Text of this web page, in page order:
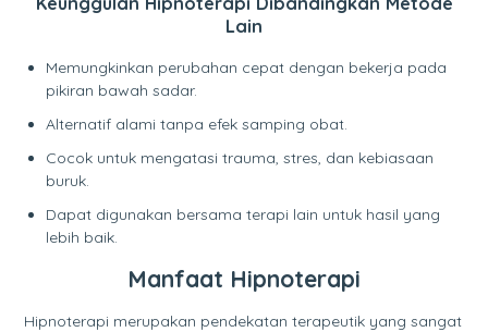
Lain
Memungkinkan perubahan cepat dengan bekerja pada
pikiran bawah sadar.
Alternatif alami tanpa efek samping obat.
Cocok untuk mengatasi trauma, stres, dan kebiasaan
buruk.
Dapat digunakan bersama terapi lain untuk hasil yang
lebih baik.
Manfaat Hipnoterapi
Hipnoterapi merupakan pendekatan terapeutik yang sangat